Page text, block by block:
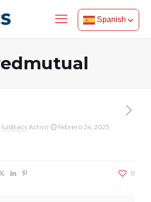
Spanish
luisBacsActivo febrero 24, 2025
0